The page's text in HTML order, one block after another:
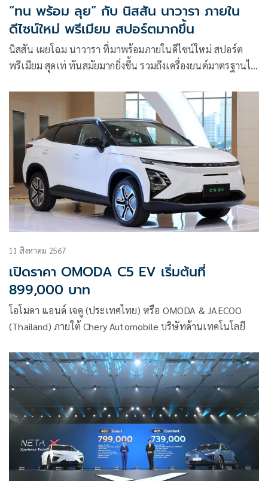
“ทน พร้อม ลุย” กับ นิสสัน นาวารา ภายใน
ดีไซน์ใหม่ พรีเมียม สปอร์ตมากขึ้น
นิสสัน เผยโฉม นาวารา ที่มาพร้อมภายในดีไซน์ใหม่ สปอร์ต
พรีเมียม สุดเท่ ทันสมัยมากยิ่งขึ้น รวมถึงเครื่องยนต์มาตรฐานไอ
11 สิงหาคม 2567
เปิดราคา OMODA C5 EV เริ่มต้นที่
899,000 บาท
โอโมดา แอนด์ เจคู (ประเทศไทย) หรือ OMODA & JAECOO
(Thailand) ภายใต้ Chery Automobile บริษัทด้านเทคโนโลยี